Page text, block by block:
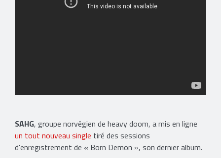
SAHG, groupe norvégien de heavy doom, a mis en ligne
un tout nouveau single tiré des sessions
d'enregistrement de « Born Demon », son dernier album.